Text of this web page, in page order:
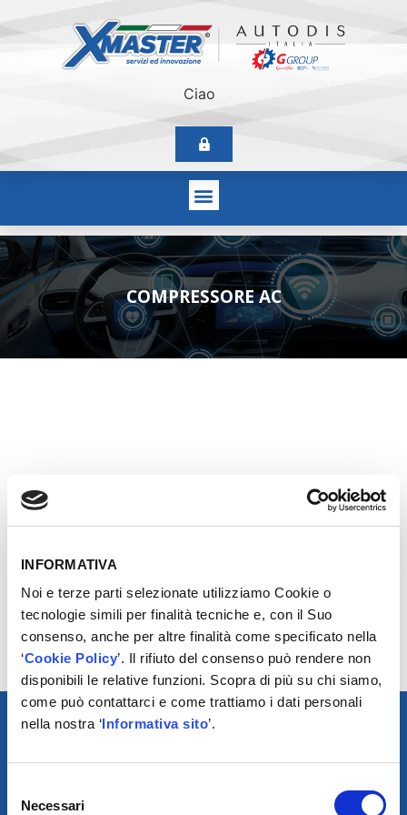
INFORMATIVA
Noi e terze parti selezionate utilizziamo Cookie o
tecnologie simili per finalità tecniche e, con il Suo
consenso, anche per altre finalità come specificato nella
‘Cookie Policy’. Il rifiuto del consenso può rendere non
disponibili le relative funzioni. Scopra di più su chi siamo,
come può contattarci e come trattiamo i dati personali
nella nostra ‘Informativa sito’.
delNecessari
Ciao
COMPRESSORE AC
Il compressore è essenziale per l’efficienza dell’impianto
AC. Durante un ciclo di condizionamento dell’aria, il
stato gassoso a quello liquido e di fluire attraverso i
diversi componenti dell’impianto e i lati ad alta e bassa
pressione. Il refrigerante viene compresso dal
compressore e trasportato attraverso l’impianto per
creare alta e bassa pressione.